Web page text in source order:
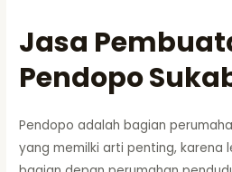
Jasa
Pendopo
Pendopo adalah bagian
yang memilki arti penting, karena